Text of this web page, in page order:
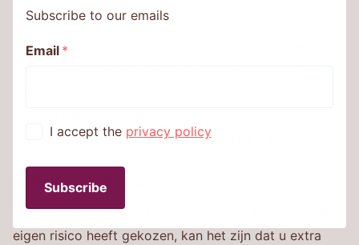
Iedereen in Nederland heeft een wettelijk verplicht
eigen risico van €385,- per jaar (in 2025). Als er op
vergoeding. Dit geldt bijallezorgverleners.
Vrijwillig eigen risico
Als u naast het verplicht eigen risico ook een vrijwillig
eigen risico heeft gekozen, kan het zijn dat u extra
Subscribe to our emails
Email *
I accept the privacy policy
Subscribe